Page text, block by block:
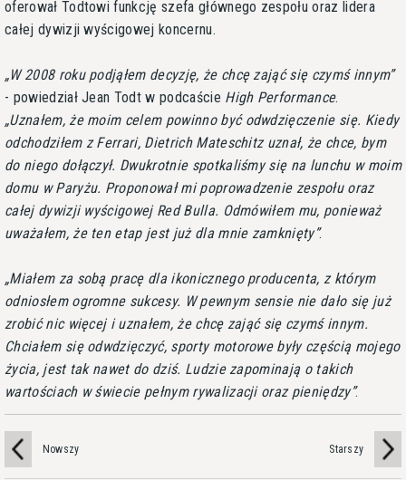
oferował Todtowi funkcję szefa głównego zespołu oraz lidera
całej dywizji wyścigowej koncernu.
W 2008 roku podjąłem decyzję, że chcę zająć się czymś innym
- powiedział Jean Todt w podcaście High Performance.
Uznałem, że moim celem powinno być odwdzięczenie się. Kiedy
odchodziłem z Ferrari, Dietrich Mateschitz uznał, że chce, bym
do niego dołączył. Dwukrotnie spotkaliśmy się na lunchu w moim
domu w Paryżu. Proponował mi poprowadzenie zespołu oraz
całej dywizji wyścigowej Red Bulla. Odmówiłem mu, ponieważ
uważałem, że ten etap jest już dla mnie zamknięty .
Miałem za sobą pracę dla ikonicznego producenta, z którym
odniosłem ogromne sukcesy. W pewnym sensie nie dało się już
zrobić nic więcej i uznałem, że chcę zająć się czymś innym.
Chciałem się odwdzięczyć, sporty motorowe były częścią mojego
życia, jest tak nawet do dziś. Ludzie zapominają o takich
wartościach w świecie pełnym rywalizacji oraz pieniędzy .
Nowszy Starszy